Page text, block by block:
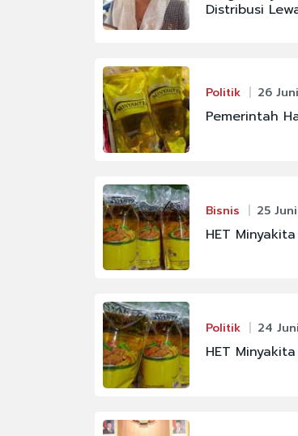
Distribusi
Politik 26
Pemerintah
Bisnis 25
HET
Politik 24
HET